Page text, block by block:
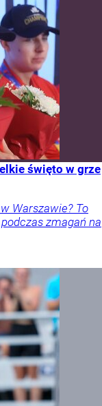
święto w grze
Warszawie? To
zmagań na